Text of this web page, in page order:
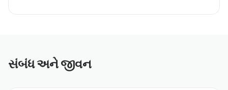
સંબંધ અને જીવન